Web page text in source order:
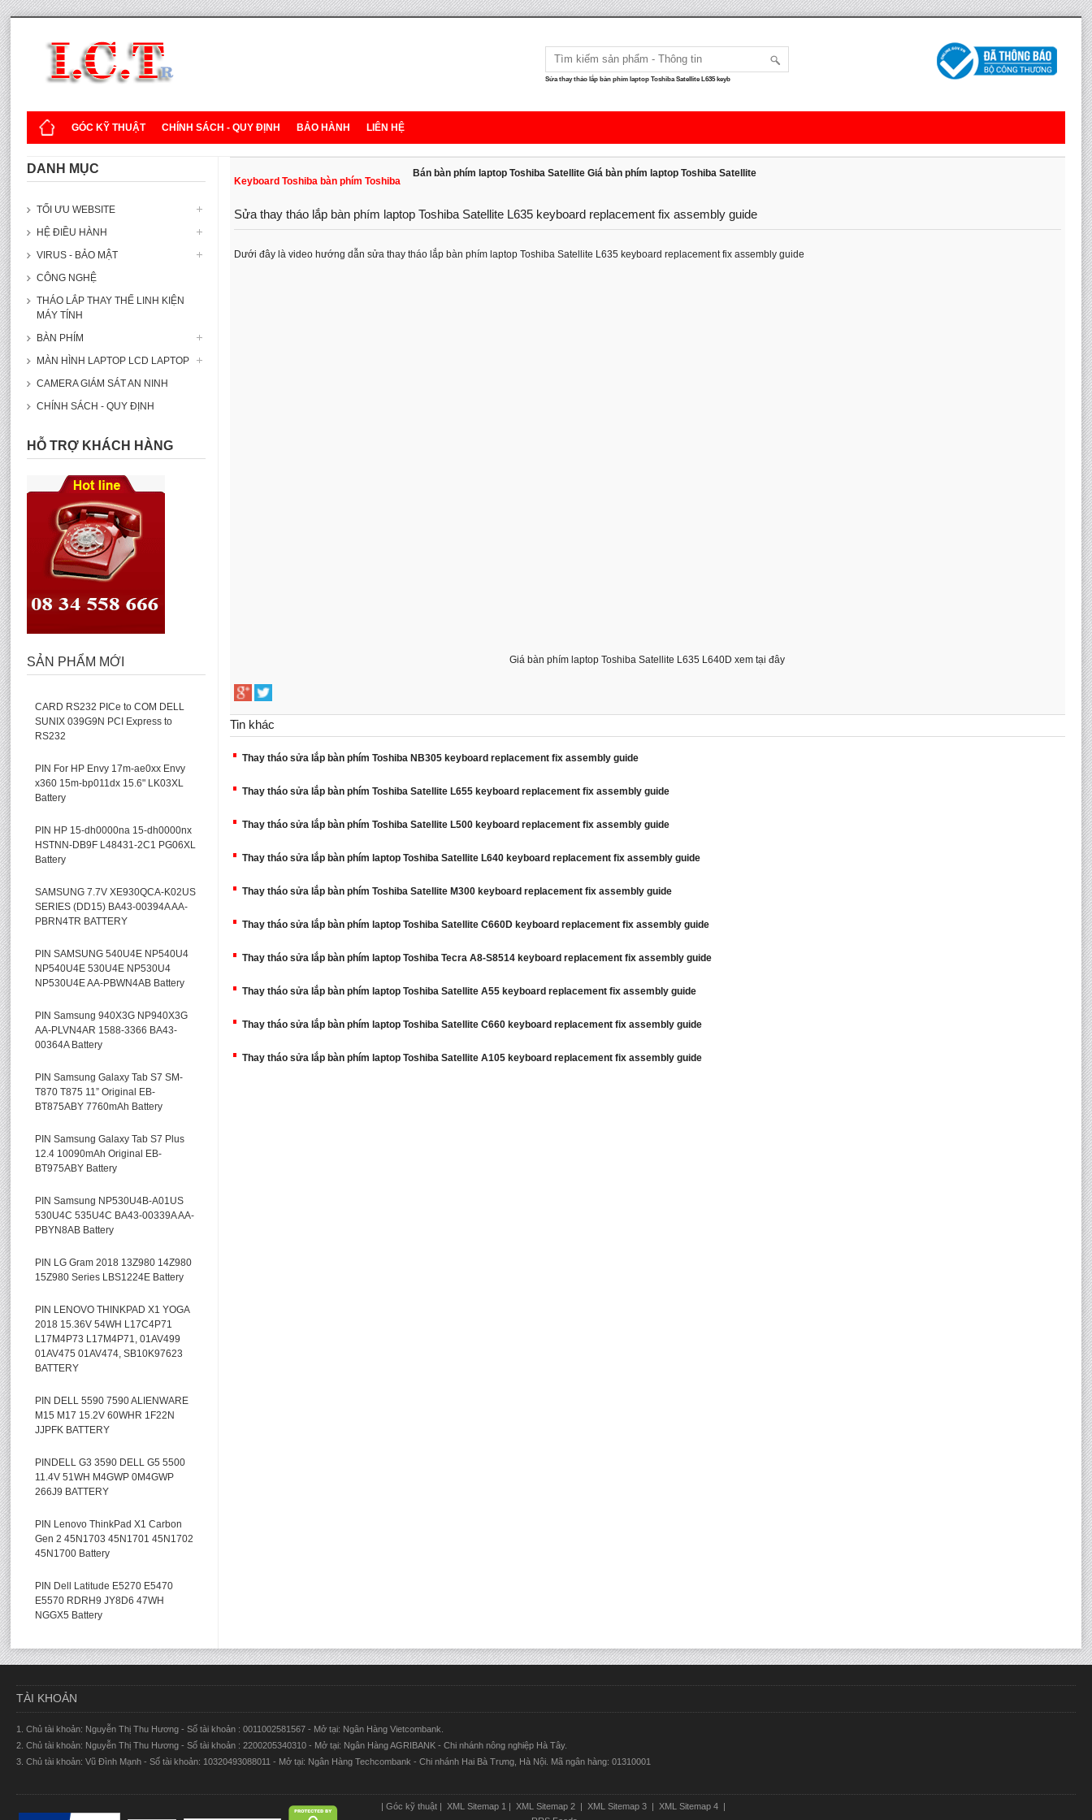
Sửa thay tháo lắp bàn phím laptop Toshiba Satellite L635 keyb
GÓC KỸ THUẬT CHÍNH SÁCH - QUY ĐỊNH BẢO HÀNH LIÊN HỆ
DANH MỤC
TỐI ƯU WEBSITE
HỆ ĐIỀU HÀNH
VIRUS - BẢO MẬT
CÔNG NGHỆ
THÁO LẮP THAY THẾ LINH KIỆN
MÁY TÍNH
BÀN PHÍM
MÀN HÌNH LAPTOP LCD LAPTOP
CAMERA GIÁM SÁT AN NINH
CHÍNH SÁCH - QUY ĐỊNH
HỖ TRỢ KHÁCH HÀNG
SẢN PHẨM MỚI
CARD RS232 PICe to COM DELL
SUNIX 039G9N PCI Express to
RS232
PIN For HP Envy 17m-ae0xx Envy
x360 15m-bp011dx 15.6" LK03XL
Battery
PIN HP 15-dh0000na 15-dh0000nx
HSTNN-DB9F L48431-2C1 PG06XL
Battery
SAMSUNG 7.7V XE930QCA-K02US
SERIES (DD15) BA43-00394A AA-
PBRN4TR BATTERY
PIN SAMSUNG 540U4E NP540U4
NP540U4E 530U4E NP530U4
NP530U4E AA-PBWN4AB Battery
PIN Samsung 940X3G NP940X3G
AA-PLVN4AR 1588-3366 BA43-
00364A Battery
PIN Samsung Galaxy Tab S7 SM-
T870 T875 11” Original EB-
BT875ABY 7760mAh Battery
PIN Samsung Galaxy Tab S7 Plus
12.4 10090mAh Original EB-
BT975ABY Battery
PIN Samsung NP530U4B-A01US
530U4C 535U4C BA43-00339A AA-
PBYN8AB Battery
PIN LG Gram 2018 13Z980 14Z980
15Z980 Series LBS1224E Battery
PIN LENOVO THINKPAD X1 YOGA
2018 15.36V 54WH L17C4P71
L17M4P73 L17M4P71, 01AV499
01AV475 01AV474, SB10K97623
BATTERY
PIN DELL 5590 7590 ALIENWARE
M15 M17 15.2V 60WHR 1F22N
JJPFK BATTERY
PINDELL G3 3590 DELL G5 5500
11.4V 51WH M4GWP 0M4GWP
266J9 BATTERY
PIN Lenovo ThinkPad X1 Carbon
Gen 2 45N1703 45N1701 45N1702
45N1700 Battery
PIN Dell Latitude E5270 E5470
E5570 RDRH9 JY8D6 47WH
NGGX5 Battery
Keyboard Toshiba bàn phím Toshiba
Bán bàn phím laptop Toshiba Satellite Giá bàn phím laptop Toshiba Satellite
Sửa thay tháo lắp bàn phím laptop Toshiba Satellite L635 keyboard replacement fix assembly guide
Dưới đây là video hướng dẫn sửa thay tháo lắp bàn phím laptop Toshiba Satellite L635 keyboard replacement fix assembly guide
Giá bàn phím laptop Toshiba Satellite L635 L640D xem tại đây
Tin khác
Thay tháo sửa lắp bàn phím Toshiba NB305 keyboard replacement fix assembly guide
Thay tháo sửa lắp bàn phím Toshiba Satellite L655 keyboard replacement fix assembly guide
Thay tháo sửa lắp bàn phím Toshiba Satellite L500 keyboard replacement fix assembly guide
Thay tháo sửa lắp bàn phím laptop Toshiba Satellite L640 keyboard replacement fix assembly guide
Thay tháo sửa lắp bàn phím Toshiba Satellite M300 keyboard replacement fix assembly guide
Thay tháo sửa lắp bàn phím laptop Toshiba Satellite C660D keyboard replacement fix assembly guide
Thay tháo sửa lắp bàn phím laptop Toshiba Tecra A8-S8514 keyboard replacement fix assembly guide
Thay tháo sửa lắp bàn phím laptop Toshiba Satellite A55 keyboard replacement fix assembly guide
Thay tháo sửa lắp bàn phím laptop Toshiba Satellite C660 keyboard replacement fix assembly guide
Thay tháo sửa lắp bàn phím laptop Toshiba Satellite A105 keyboard replacement fix assembly guide
TÀI KHOẢN
1. Chủ tài khoản: Nguyễn Thị Thu Hương - Số tài khoản : 0011002581567 - Mở tại: Ngân Hàng Vietcombank.
2. Chủ tài khoản: Nguyễn Thị Thu Hương - Số tài khoản : 2200205340310 - Mở tại: Ngân Hàng AGRIBANK - Chi nhánh nông nghiệp Hà Tây.
3. Chủ tài khoản: Vũ Đình Mạnh - Số tài khoản: 10320493088011 - Mở tại: Ngân Hàng Techcombank - Chi nhánh Hai Bà Trưng, Hà Nội. Mã ngân hàng: 01310001
| Góc kỹ thuật| XML Sitemap 1 | XML Sitemap 2 | XML Sitemap 3 | XML Sitemap 4 |